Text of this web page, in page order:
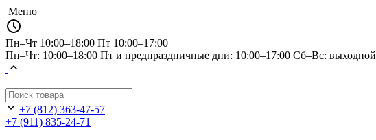
Меню
Пн–Чт 10:00–18:00 Пт 10:00–17:00
Пн–Чт: 10:00–18:00 Пт и предпраздничные дни: 10:00–17:00 Сб–Вс: выходной
+7 (812) 363-47-57
+7 (911) 835-24-71